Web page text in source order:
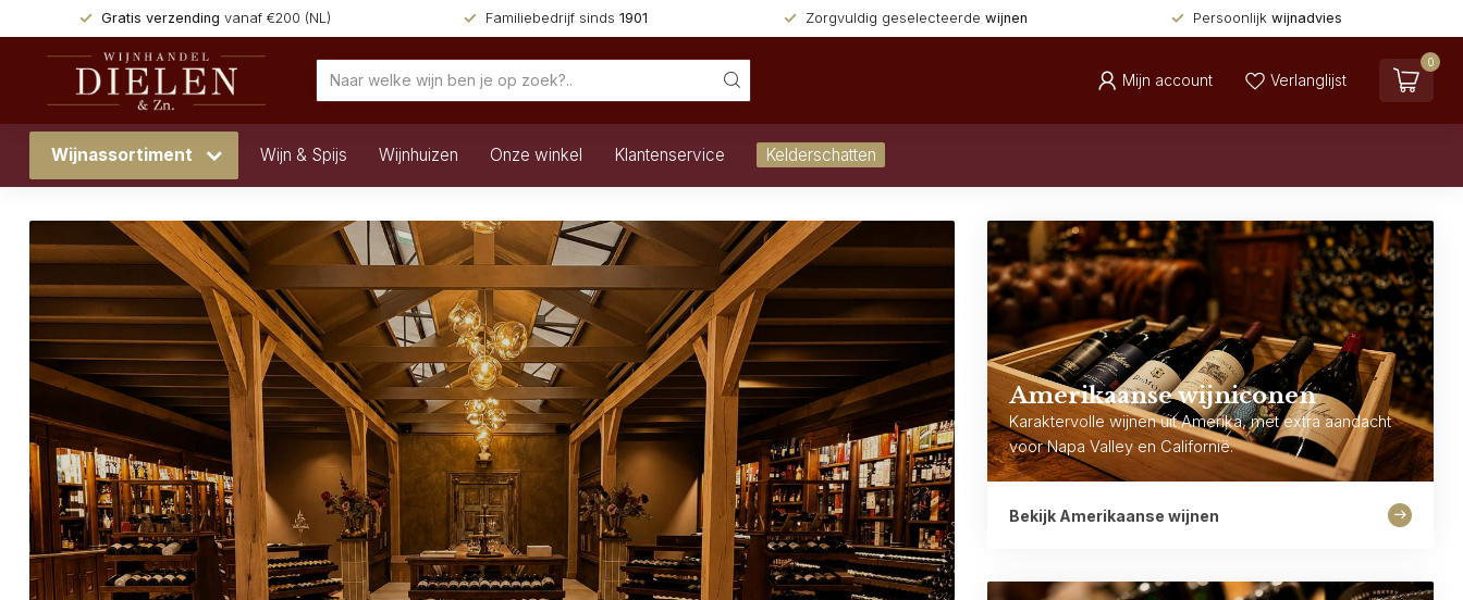
Gratis verzending vanaf €200 (NL) Familiebedrijf sinds 1901 Zorgvuldig geselecteerde wijnen Persoonlijk wijnadvies
Mijn account Verlanglijst
0
Wijnassortiment Wijn & Spijs Wijnhuizen Onze winkel Klantenservice Kelderschatten
Amerikaanse wijniconen
Karaktervolle wijnen uit Amerika, met extra aandacht
voor Napa Valley en Californië.
Bekijk Amerikaanse wijnen